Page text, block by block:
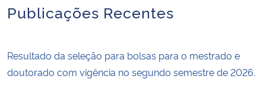
Secretaria de Governo
Publicações Recentes
Resultado da seleção para bolsas para o mestrado e
doutorado com vigência no segundo semestre de 2026.